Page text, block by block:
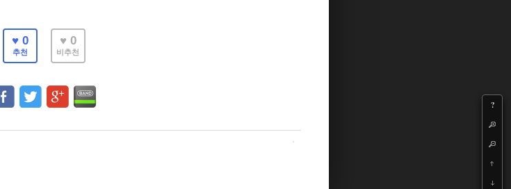
?
♥ 0
추천
♥ 0
비추천